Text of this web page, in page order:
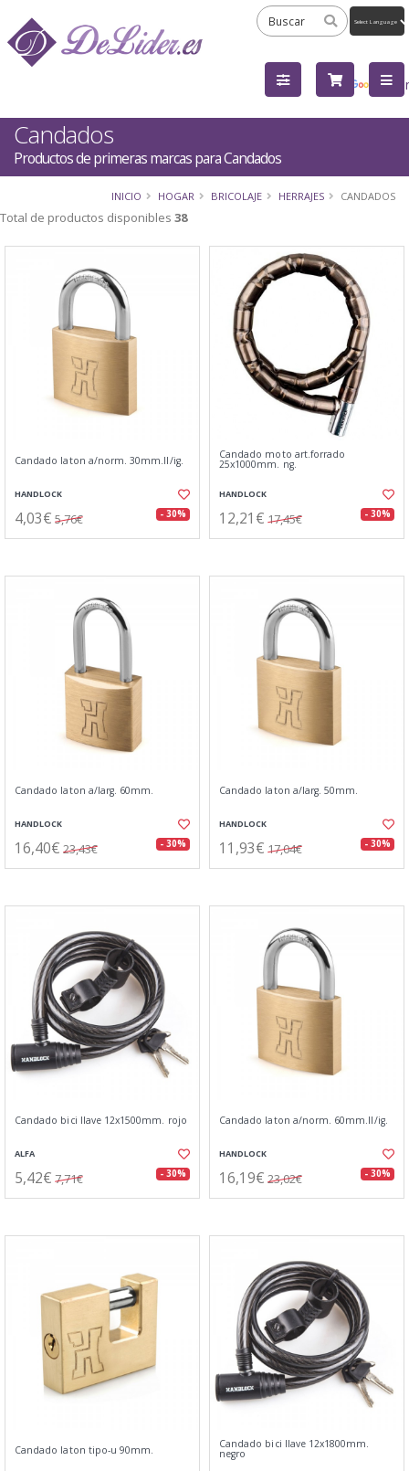
by
Candados
Productos de primeras marcas para Candados
INICIO HOGAR BRICOLAJE HERRAJES CANDADOS
Total de productos disponibles 38
Candado laton a/norm. 30mm.ll/ig.
HANDLOCK
4,03€ 5,76€ - 30%
Candado moto art.forrado
25x1000mm. ng.
HANDLOCK
12,21€ 17,45€ - 30%
Candado laton a/larg. 60mm.
HANDLOCK
16,40€ 23,43€ - 30%
Candado laton a/larg. 50mm.
HANDLOCK
11,93€ 17,04€ - 30%
Candado bici llave 12x1500mm. rojo
ALFA
5,42€ 7,71€ - 30%
Candado laton a/norm. 60mm.ll/ig.
HANDLOCK
16,19€ 23,02€ - 30%
Candado laton tipo-u 90mm. Candado bici llave 12x1800mm.
negro